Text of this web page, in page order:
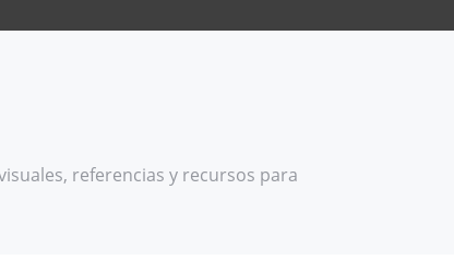
referencias y recursos para